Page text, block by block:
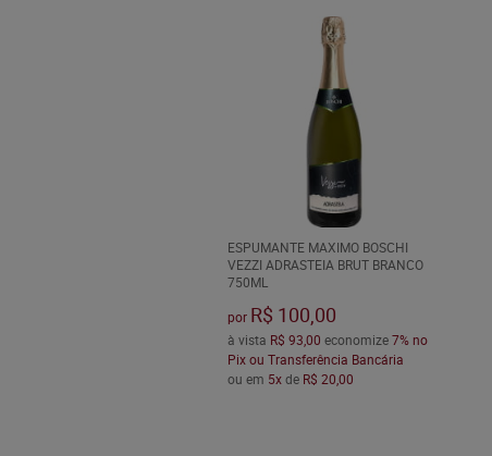
ESPUMANTE MAXIMO BOSCHI
VEZZI ADRASTEIA BRUT BRANCO
750ML
por R$ 100,00
à vista R$ 93,00 economize7% no
Pix ou Transferência Bancária
ou em 5xde R$ 20,00